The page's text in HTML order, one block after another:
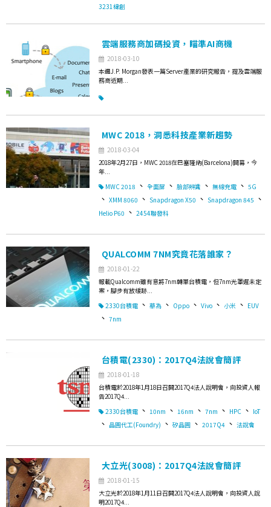
3231緯創
雲端服務商加碼投資，瞄準AI商機
2018-03-10
本週J.P. Morgan發表一篇Server產業的研究報告，提及雲端服
務商近期...
MWC 2018，洞悉科技產業新趨勢
2018-03-04
2018年2月27日，MWC 2018在巴塞隆納(Barcelona)開幕，今
年...
MWC 2018 、 全面屏 、 臉部辨識 、 無線充電 、 5G
、 XMM 8060 、 Snapdragon X50 、 Snapdragon 845 、
Helio P60 、 2454聯發科
QUALCOMM 7NM究竟花落誰家？
2018-01-22
報載Qualcomm雖有意將7nm轉單台積電，但7nm光罩遲未定
案，腳步有放緩跡...
2330台積電 、 華為 、 Oppo 、 Vivo 、 小米 、 EUV
、 7nm
台積電(2330)：2017Q4法說會簡評
2018-01-18
台積電於2018年1月18日召開2017Q4法人說明會，向投資人報
告2017Q4...
2330台積電 、 10nm 、 16nm 、 7nm 、 HPC 、 IoT
、 晶圓代工(Foundry) 、 矽晶圓 、 2017Q4 、 法說會
大立光(3008)：2017Q4法說會簡評
2018-01-15
大立光於2018年1月11日召開2017Q4法人說明會，向投資人說
明2017Q4...